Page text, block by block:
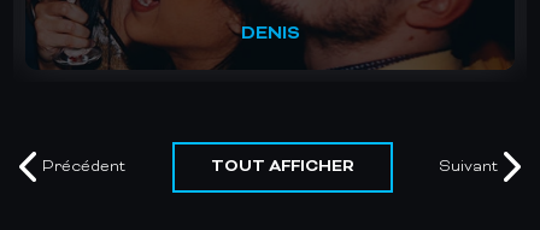
MURIEL
Précédent TOUT AFFICHER Suivant